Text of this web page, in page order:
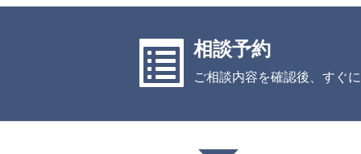
相談予約
ご相談内容を確認後、すぐ